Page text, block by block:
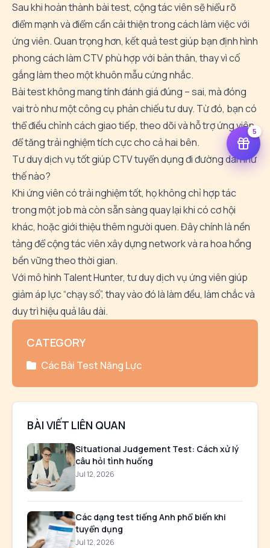
Sau khi hoàn thành bài test, cộng tác viên sẽ hiểu rõ
điểm mạnh và điểm cần cải thiện trong cách làm việc với
ứng viên. Quan trọng hơn, kết quả test giúp bạn định hình
phong cách làm CTV phù hợp với bản thân, thay vì cố
gắng làm theo một khuôn mẫu cứng nhắc.
Bài test không mang tính đánh giá đúng – sai, mà đóng
vai trò như một công cụ phản chiếu tư duy. Từ đó, bạn có
thể điều chỉnh cách giao tiếp, theo dõi và hỗ trợ ứng viên
để tăng trải nghiệm tích cực cho cả hai bên.
Tư duy dịch vụ tốt giúp CTV tuyển dụng đi đường dài như
thế nào?
Khi ứng viên có trải nghiệm tốt, họ không chỉ hợp tác
trong một job mà còn sẵn sàng quay lại khi có cơ hội
khác, hoặc giới thiệu thêm người quen. Đây chính là nền
tảng để cộng tác viên xây dựng network và ra hoa hồng
bền vững theo thời gian.
Với mô hình Talent Hunter, tư duy dịch vụ ứng viên giúp
giảm áp lực “chạy số”, thay vào đó là làm đều, làm chắc và
duy trì hiệu quả lâu dài.
CATEGORY
Các Bài Test Năng Lực
BÀI VIẾT LIÊN QUAN
Situational Judgement Test: Cách xử lý
câu hỏi tình huống
Jul 12, 2026
Các dạng test tiếng Anh phổ biến khi
tuyển dụng
Jul 12, 2026
5